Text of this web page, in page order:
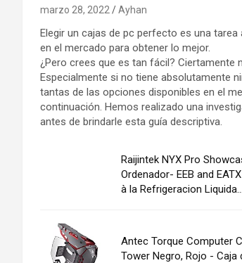
marzo 28, 2022 Ayhan
Elegir un cajas de pc perfecto es una
en el mercado para obtener lo mejor.
¿Pero crees que es tan fácil? Ciertamente
Especialmente si no tiene absolutamente
tantas de las opciones disponibles en el
continuación. Hemos realizado una
antes de brindarle esta guía descriptiva.
Raijintek NYX Pro
Ordenador- EEB and
à la Refrigeracion Liquida...
Antec Torque Computer
Tower Negro, Rojo - Caja